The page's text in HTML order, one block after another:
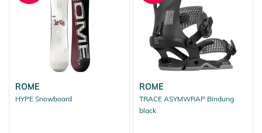
ROME
HYPE Snowboard
ROME
TRACE ASYMWRAP Bindung
black